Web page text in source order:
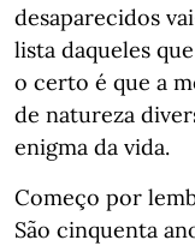
desaparecidos
lista daqueles
o certo é que a
de natureza
enigma da vida.
Começo por
São cinquenta